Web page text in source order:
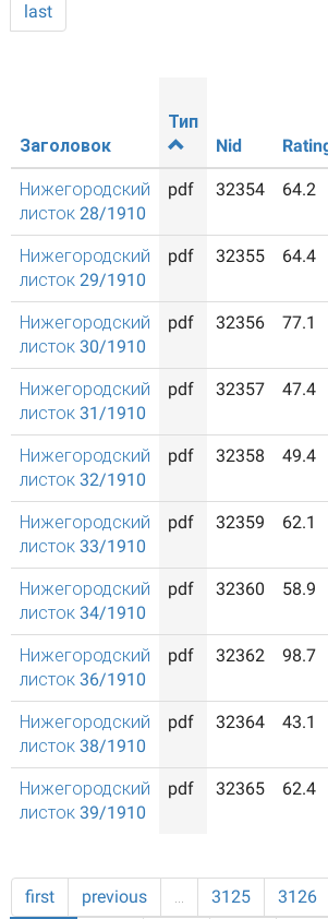
last
Заголовок
Тип
Nid
Нижегородский
листок 28/1910
pdf 32354 64.2
Нижегородский
листок 29/1910
pdf 32355 64.4
Нижегородский
листок 30/1910
pdf 32356 77.1
Нижегородский
листок 31/1910
pdf 32357 47.4
Нижегородский
листок 32/1910
pdf 32358 49.4
Нижегородский
листок 33/1910
pdf 32359 62.1
Нижегородский
листок 34/1910
pdf 32360 58.9
Нижегородский
листок 36/1910
pdf 32362 98.7
Нижегородский
листок 38/1910
pdf 32364 43.1
Нижегородский
листок 39/1910
pdf 32365 62.4
first previous … 3125 3126